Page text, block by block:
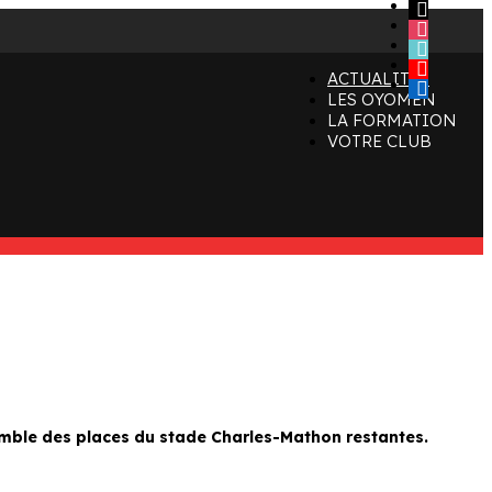
instagram
tiktok
youtube
linkedin
ACTUALITÉS
LES OYOMEN
LA FORMATION
VOTRE CLUB
des places du stade Charles-Mathon restantes.